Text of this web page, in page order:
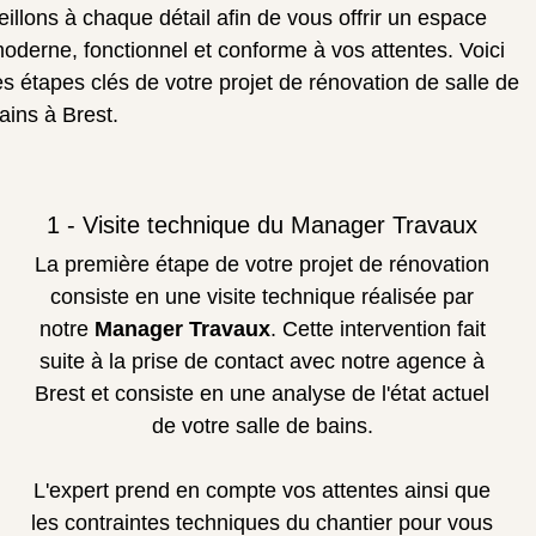
à chaque détail afin de vous offrir un espace
fonctionnel et conforme à vos attentes. Voici
étapes clés de votre projet de rénovation de salle de
à Brest.
1 - Visite technique du Manager Travaux
La première étape de votre projet de rénovation
consiste en une visite technique réalisée par
notre Manager Travaux. Cette intervention fait
suite à la prise de contact avec notre agence à
Brest et consiste en une analyse de l'état actuel
de votre salle de bains.
L'expert prend en compte vos attentes ainsi que
les contraintes techniques du chantier pour vous